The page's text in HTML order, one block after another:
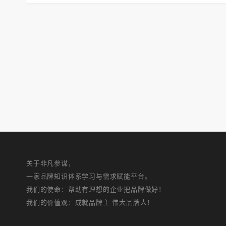
关于非凡参谋，
一家品牌知识体系学习与需求赋能平台。
我们的使命：帮助有理想的企业把品牌做好！
我们的价值观：成就品牌主 伟大品牌人！